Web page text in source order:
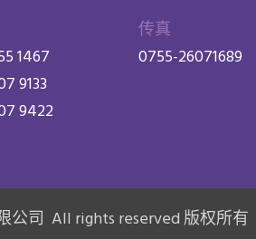
1467
9133
9422
传真
0755-26071689
公司 All rights reserved 版权所有